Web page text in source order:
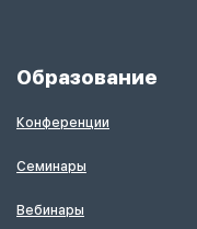
Образование
Конференции
Семинары
Вебинары